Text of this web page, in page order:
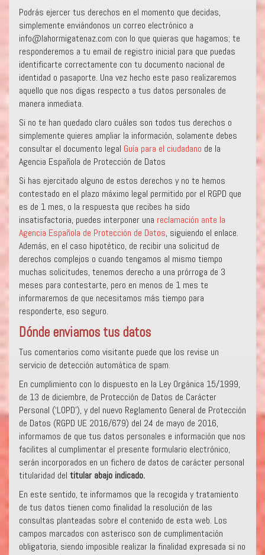
Podrás ejercer tus derechos en el momento que decidas,
simplemente enviándonos un correo electrónico a
info@lahormigatenaz.com con lo que quieras que hagamos; te
responderemos a tu email de registro inicial para que puedas
identificarte correctamente con tu documento nacional de
identidad o pasaporte. Una vez hecho este paso realizaremos
aquello que nos digas respecto a tus datos personales de
manera inmediata.
Si no te han quedado claro cuáles son todos tus derechos o
simplemente quieres ampliar la información, solamente debes
consultar el documento legal Guía para el ciudadano de la
Agencia Española de Protección de Datos
Si has ejercitado alguno de estos derechos y no te hemos
contestado en el plazo máximo legal permitido por el RGPD que
es de 1 mes, o la respuesta que recibes ha sido
insatisfactoria, puedes interponer una reclamación ante la
Agencia Española de Protección de Datos, siguiendo el enlace.
Además, en el caso hipotético, de recibir una solicitud de
derechos complejos o cuando tengamos al mismo tiempo
muchas solicitudes, tenemos derecho a una prórroga de 3
meses para contestarte, pero en menos de 1 mes te
informaremos de que necesitamos más tiempo para
responderte, eso seguro.
Dónde enviamos tus datos
Tus comentarios como visitante puede que los revise un
servicio de detección automática de spam.
En cumplimiento con lo dispuesto en la Ley Orgánica 15/1999,
de 13 de diciembre, de Protección de Datos de Carácter
Personal (‘LOPD’), y del nuevo Reglamento General de Protección
de Datos (RGPD UE 2016/679) del 24 de mayo de 2016,
informamos de que tus datos personales e información que nos
facilites al cumplimentar el presente formulario electrónico,
serán incorporados en un fichero de datos de carácter personal
titularidad del titular abajo indicado.
En este sentido, te informamos que la recogida y tratamiento
de tus datos tienen como finalidad la resolución de las
consultas planteadas sobre el contenido de esta web. Los
campos marcados con asterisco son de cumplimentación
obligatoria, siendo imposible realizar la finalidad expresada si no